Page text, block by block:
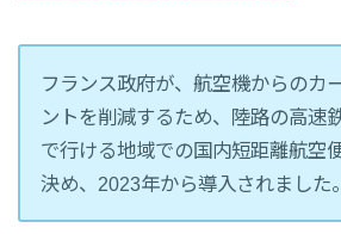
フランス政府が、航空機からのカ
ントを削減するため、陸路の高速
で行ける地域での国内短距離航空
決め、2023年から導入されました。